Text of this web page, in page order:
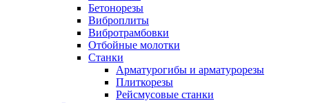
Бетонорезы
Виброплиты
Вибротрамбовки
Отбойные молотки
Станки
Арматурогибы и арматурорезы
Плиткорезы
Рейсмусовые станки